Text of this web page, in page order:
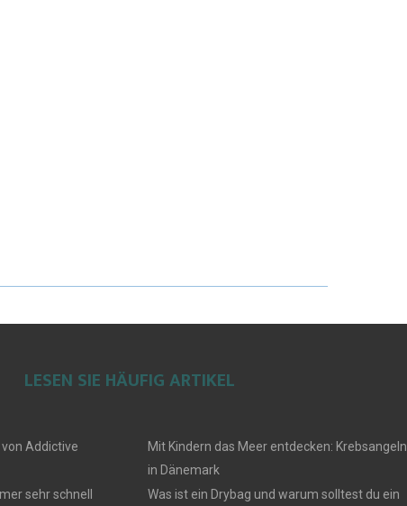
LESEN SIE HÄUFIG ARTIKEL
Addictive
sehr schnell
Mit Kindern das Meer entdecken: Krebsangeln
in Dänemark
Was ist ein Drybag und warum solltest du ein